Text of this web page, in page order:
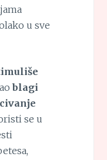
u sve
blagi
se u